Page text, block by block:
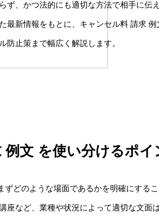
ず、かつ法的にも適切な方法で相手に伝
最新情報をもとに、キャンセル料 請求 例
防止策まで幅広く解説します。
文 を使い分けるポイ
どのような場面であるかを明確にするこ
座など、業種や状況によって適切な文面